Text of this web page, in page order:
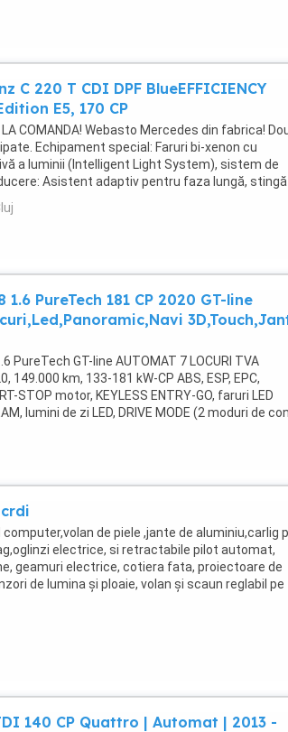
C 220 T CDI DPF BlueEFFICIENCY
E5, 170 CP
LA COMANDA! Webasto Mercedes din fabrica!
Echipament special: Faruri bi-xenon cu
a luminii (Intelligent Light System), sistem de
Asistent adaptiv pentru faza lungă,
rezervor de combustibil: ...
1.6 PureTech 181 CP 2020 GT-line
PureTech GT-line AUTOMAT 7 LOCURI TVA
149.000 km, 133-181 kW-CP ABS, ESP, EPC,
STOP motor, KEYLESS ENTRY-GO, faruri LED
lumini de zi LED, DRIVE MODE (2 moduri de
ASSIST, camera frontala, asistenta ...
de piele ,jante de aluminiu,carlig
electrice, si retractabile pilot automat,
geamuri electrice, cotiera fata, proiectoare de
de lumina și ploaie, volan și scaun reglabil pe
centralizata, ...
140 CP Quattro | Automat | 2013 -